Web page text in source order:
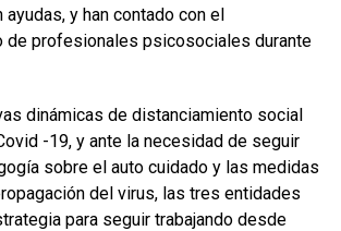
y han contado con el
de profesionales psicosociales durante
dinámicas de distanciamiento social
-19, y ante la necesidad de seguir
sobre el auto cuidado y las medidas
del virus, las tres entidades
para seguir trabajando desde